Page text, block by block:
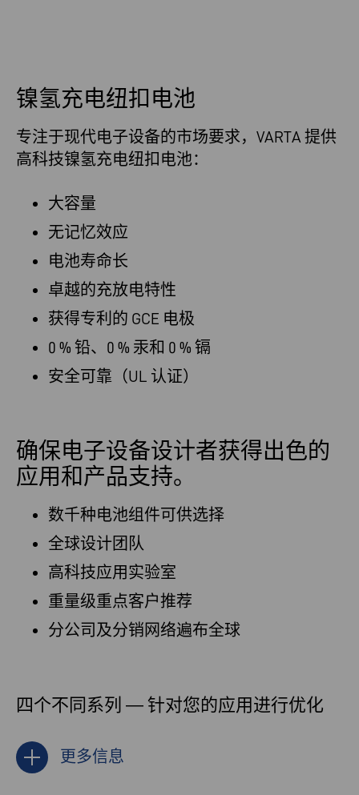
镍氢充电纽扣电池
专注于现代电子设备的市场要求，VARTA 提供
高科技镍氢充电纽扣电池：
大容量
无记忆效应
电池寿命长
卓越的充放电特性
获得专利的 GCE 电极
0 % 铅、0 % 汞和 0 % 镉
安全可靠（UL 认证）
确保电子设备设计者获得出色的
应用和产品支持。
数千种电池组件可供选择
全球设计团队
高科技应用实验室
重量级重点客户推荐
分公司及分销网络遍布全球
四个不同系列 — 针对您的应用进行优化
更多信息